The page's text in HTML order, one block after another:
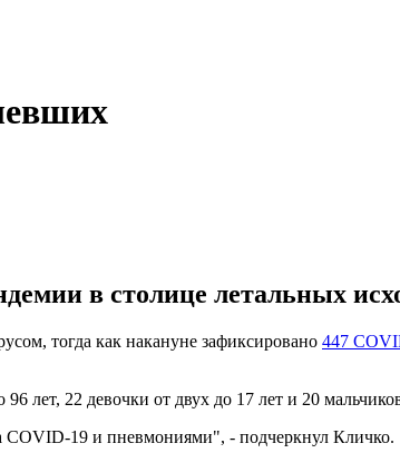
в столице летальных
тогда как накануне зафиксировано 447
лет, 22 девочки от двух до 17 лет и 20
COVID-19 и пневмониями", - подчеркнул Кличко.